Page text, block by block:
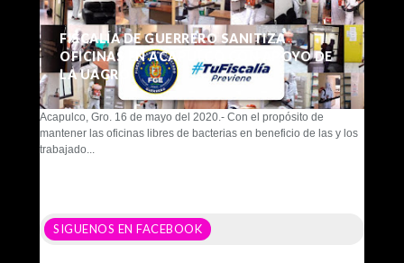
FISCALÍA DE GUERRERO SANITIZA
OFICINAS EN ACAPULCO CON APOYO DE
LA UAGRO
Acapulco, Gro. 16 de mayo del 2020.- Con el propósito de
mantener las oficinas libres de bacterias en beneficio de las y los
trabajado...
SIGUENOS EN FACEBOOK